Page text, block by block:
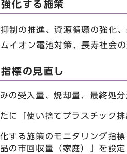
化する施策
制の推進、資源循環の強化、
イオン電池対策、長寿社会
標の見直し
の受入量、焼却量、最終処
に「使い捨てプラスチック
する施策のモニタリング指
の市回収量（家庭）」を設定